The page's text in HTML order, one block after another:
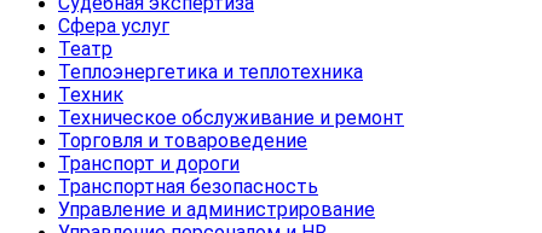
Сфера услуг
Театр
Теплоэнергетика и теплотехника
Техник
Техническое обслуживание и ремонт
Торговля и товароведение
Транспорт и дороги
Транспортная безопасность
Управление и администрирование